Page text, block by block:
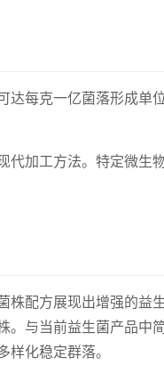
达每克一亿菌落形成单
加工方法。特定微生
配方展现出增强的益
与当前益生菌产品中
化稳定群落。